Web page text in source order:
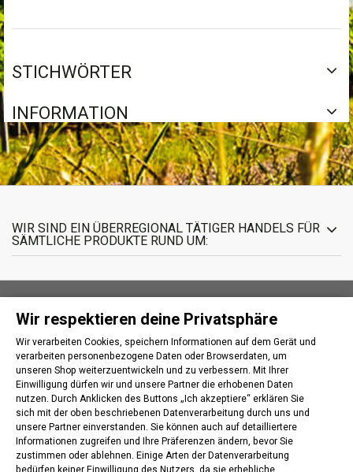
STICHWÖRTER
INFORMATION
WIR SIND EIN ÜBERREGIONAL TÄTIGER HANDELS FÜR
SÄMTLICHE PRODUKTE RUND UM:
INFORMATIONEN
IHR KUNDENBEREICH
KONTAKT
FOLLOW US
Wir respektieren deine Privatsphäre
Wir verarbeiten Cookies, speichern Informationen auf dem Gerät und
verarbeiten personenbezogene Daten oder Browserdaten, um
unseren Shop weiterzuentwickeln und zu verbessern. Mit Ihrer
Einwilligung dürfen wir und unsere Partner die erhobenen Daten
nutzen. Durch Anklicken des Buttons „Ich akzeptiere“ erklären Sie
sich mit der oben beschriebenen Datenverarbeitung durch uns und
unsere Partner einverstanden. Sie können auch auf detailliertere
Informationen zugreifen und Ihre Präferenzen ändern, bevor Sie
zustimmen oder ablehnen. Einige Arten der Datenverarbeitung